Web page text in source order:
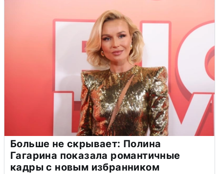
Больше не скрывает: Полина
Гагарина показала романтичные
кадры с новым избранником